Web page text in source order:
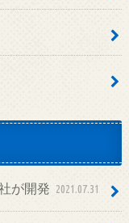
が開発 2021.07.31